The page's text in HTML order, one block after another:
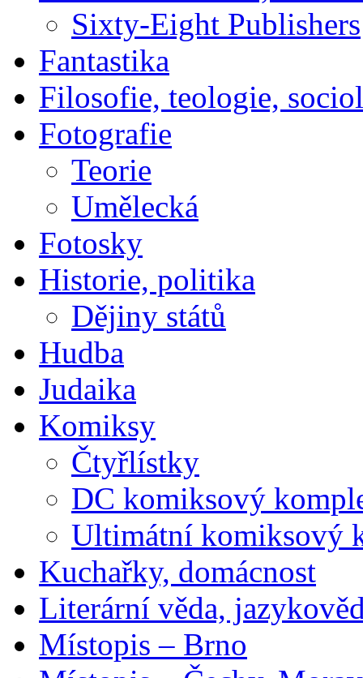
Sixty-Eight Publishers
Fantastika
Filosofie, teologie,
Fotografie
Teorie
Umělecká
Fotosky
Historie, politika
Dějiny států
Hudba
Judaika
Komiksy
Čtyřlístky
DC komiksový
Ultimátní komiksový
Kuchařky, domácnost
Literární věda,
Místopis – Brno